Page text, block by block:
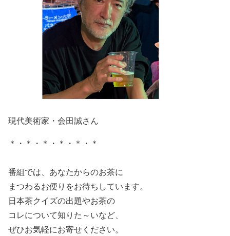
現代美術家・会田誠さん
＊・＊・＊・＊・＊・＊
番組では、あなたからのお茶に
まつわるお便りをお待ちしています。
日本茶クイズの出題やお茶の
コレについて知りた～いなど、
ぜひお気軽にお寄せください。